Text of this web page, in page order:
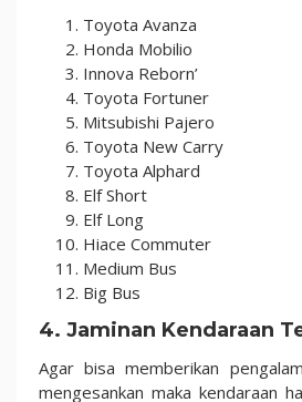
Toyota Avanza
Honda Mobilio
Innova Reborn’
Toyota Fortuner
Mitsubishi Pajero
Toyota New Carry
Toyota Alphard
Elf Short
Elf Long
Hiace Commuter
Medium Bus
Big Bus
4. Jaminan Kendaraan
Agar bisa memberikan
mengesankan maka kendaraan